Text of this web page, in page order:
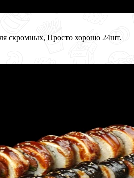
скромных, Просто хорошо 24шт.